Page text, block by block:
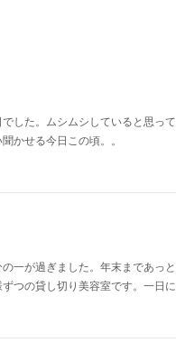
した。ムシムシしていると思っ
かせる今日この頃。。
一が過ぎました。年末まであっ
つの貸し切り美容室です。一